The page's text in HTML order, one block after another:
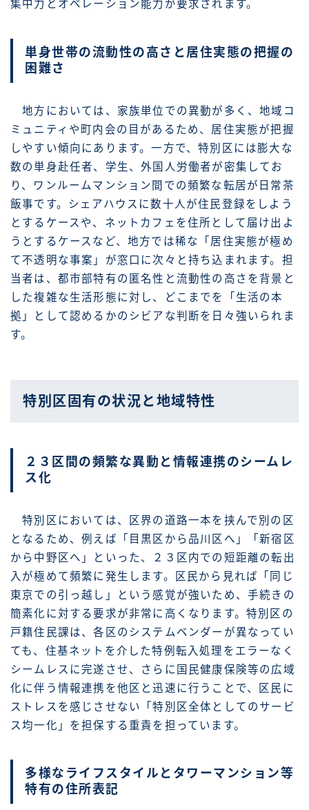
集中力とオペレーション能力が要求されます。
単身世帯の流動性の高さと居住実態の把握の
困難さ
地方においては、家族単位での異動が多く、地域コ
ミュニティや町内会の目があるため、居住実態が把握
しやすい傾向にあります。一方で、特別区には膨大な
数の単身赴任者、学生、外国人労働者が密集してお
り、ワンルームマンション間での頻繁な転居が日常茶
飯事です。シェアハウスに数十人が住民登録をしよう
とするケースや、ネットカフェを住所として届け出よ
うとするケースなど、地方では稀な「居住実態が極め
て不透明な事案」が窓口に次々と持ち込まれます。担
当者は、都市部特有の匿名性と流動性の高さを背景と
した複雑な生活形態に対し、どこまでを「生活の本
拠」として認めるかのシビアな判断を日々強いられま
す。
特別区固有の状況と地域特性
２３区間の頻繁な異動と情報連携のシームレ
ス化
特別区においては、区界の道路一本を挟んで別の区
となるため、例えば「目黒区から品川区へ」「新宿区
から中野区へ」といった、２３区内での短距離の転出
入が極めて頻繁に発生します。区民から見れば「同じ
東京での引っ越し」という感覚が強いため、手続きの
簡素化に対する要求が非常に高くなります。特別区の
戸籍住民課は、各区のシステムベンダーが異なってい
ても、住基ネットを介した特例転入処理をエラーなく
シームレスに完遂させ、さらに国民健康保険等の広域
化に伴う情報連携を他区と迅速に行うことで、区民に
ストレスを感じさせない「特別区全体としてのサービ
ス均一化」を担保する重責を担っています。
多様なライフスタイルとタワーマンション等
特有の住所表記